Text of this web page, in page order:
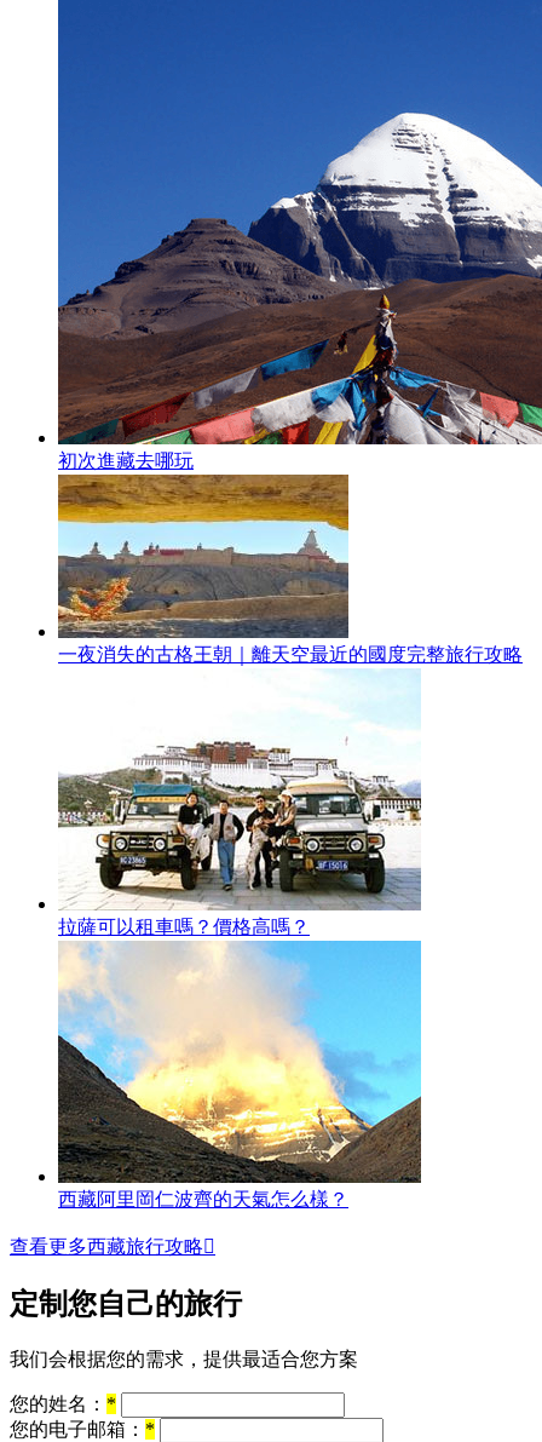
初次進藏去哪玩
一夜消失的古格王朝｜離天空最近的國度完整旅行攻略
拉薩可以租車嗎？價格高嗎？
西藏阿里岡仁波齊的天氣怎么樣？
查看更多西藏旅行攻略
定制您自己的旅行
我们会根据您的需求，提供最适合您方案
您的姓名： *
您的电子邮箱： *